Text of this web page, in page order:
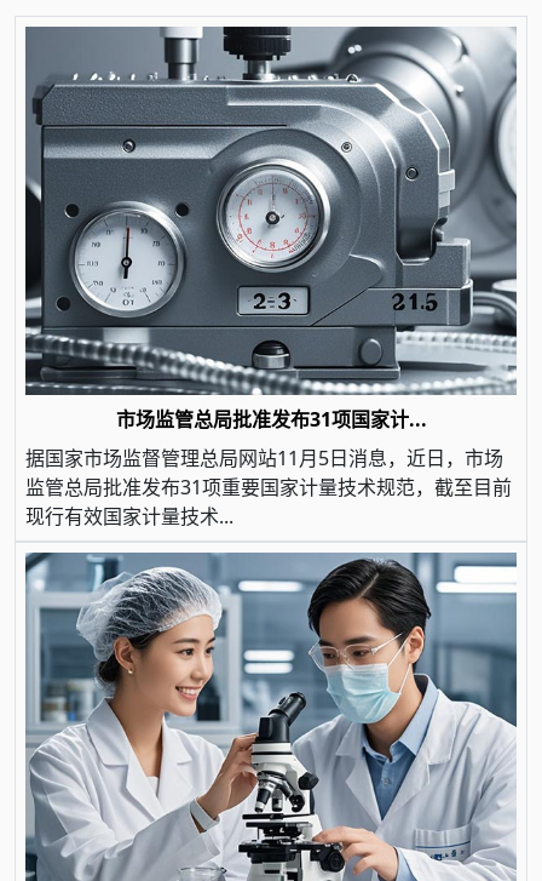
市场监管总局批准发布31项国家计...
据国家市场监督管理总局网站11月5日消息，近日，市场
监管总局批准发布31项重要国家计量技术规范，截至目前
现行有效国家计量技术...